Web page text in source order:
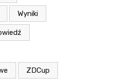
Wyniki
ZDCup